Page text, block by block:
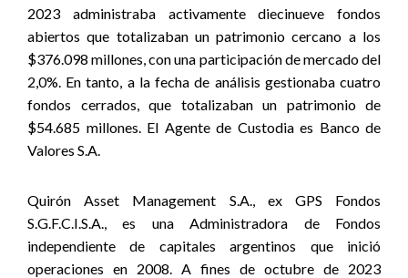
2023 administraba activamente diecinueve fondos
abiertos que totalizaban un patrimonio cercano a los
$376.098 millones, con una participación de mercado del
2,0%. En tanto, a la fecha de análisis gestionaba cuatro
fondos cerrados, que totalizaban un patrimonio de
$54.685 millones. El Agente de Custodia es Banco de
Valores S.A.
Quirón Asset Management S.A., ex GPS Fondos
S.G.F.C.I.S.A., es una Administradora de Fondos
independiente de capitales argentinos que inició
operaciones en 2008. A fines de octubre de 2023